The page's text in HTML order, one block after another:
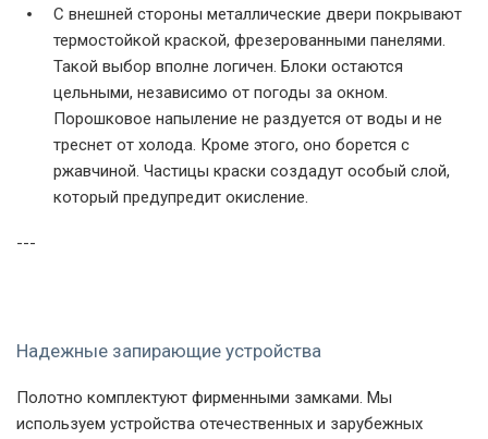
С внешней стороны металлические двери покрывают
термостойкой краской, фрезерованными панелями.
Такой выбор вполне логичен. Блоки остаются
цельными, независимо от погоды за окном.
Порошковое напыление не раздуется от воды и не
треснет от холода. Кроме этого, оно борется с
ржавчиной. Частицы краски создадут особый слой,
который предупредит окисление.
---
Надежные запирающие устройства
Полотно комплектуют фирменными замками. Мы
используем устройства отечественных и зарубежных